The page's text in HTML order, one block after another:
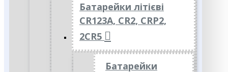
Батарейки літієві
CR123A, CR2, CRP2,
2CR5
Батарейки